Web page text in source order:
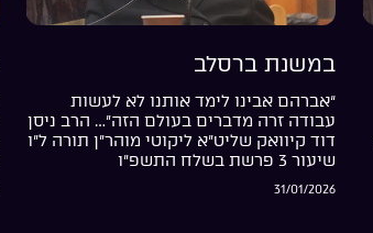
במשנת ברסלב
“אברהם אבינו לימד אותנו לא לעשות
עבודה זרה מדברים בעולם הזה”… הרב ניסן
דוד קיוואק שליט”א ליקוטי מוהר”ן תורה ל”ו
שיעור 3 פרשת בשלח התשפ”ו
31/01/2026